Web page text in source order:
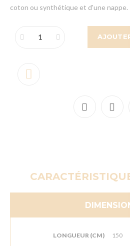
coton ou synthétique et d'une nappe.
LONGUEUR (CM) 150